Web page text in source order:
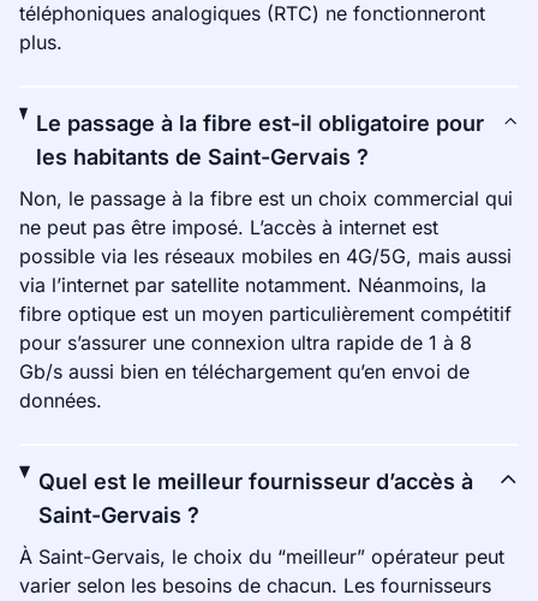
téléphoniques analogiques (RTC) ne fonctionneront
plus.
Le passage à la fibre est-il obligatoire pour
les habitants de Saint-Gervais ?
Non, le passage à la fibre est un choix commercial qui
ne peut pas être imposé. L’accès à internet est
possible via les réseaux mobiles en 4G/5G, mais aussi
via l’internet par satellite notamment. Néanmoins, la
fibre optique est un moyen particulièrement compétitif
pour s’assurer une connexion ultra rapide de 1 à 8
Gb/s aussi bien en téléchargement qu’en envoi de
données.
Quel est le meilleur fournisseur d’accès à
Saint-Gervais ?
À Saint-Gervais, le choix du “meilleur” opérateur peut
varier selon les besoins de chacun. Les fournisseurs